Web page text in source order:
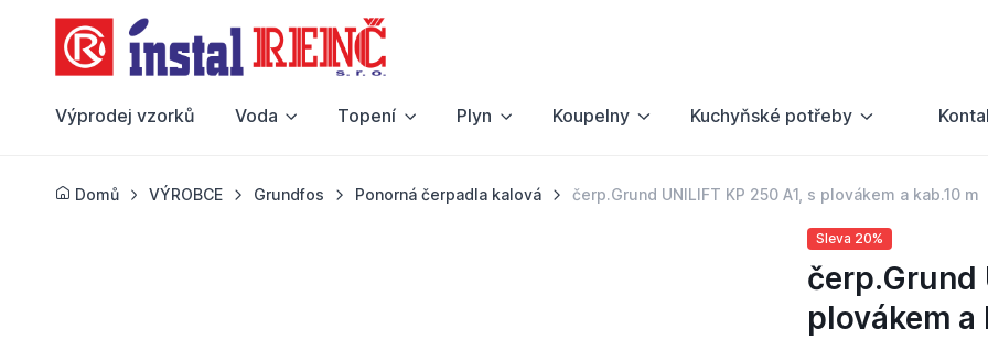
Výprodej vzorků Voda Topení Plyn Koupelny Kuchyňské potřeby
Domů VÝROBCE Grundfos Ponorná čerpadla kalová čerp.Grund UNILIFT KP 250 A1, s plovákem a kab.10 m
Sleva 20%
čerp.Grund
plovákem a